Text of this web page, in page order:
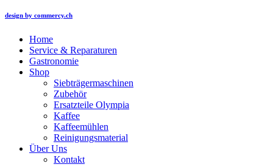
design by commercy.ch
Home
Service & Reparaturen
Gastronomie
Shop
Siebträgermaschinen
Zubehör
Ersatzteile Olympia
Kaffee
Kaffeemühlen
Reinigungsmaterial
Über Uns
Kontakt